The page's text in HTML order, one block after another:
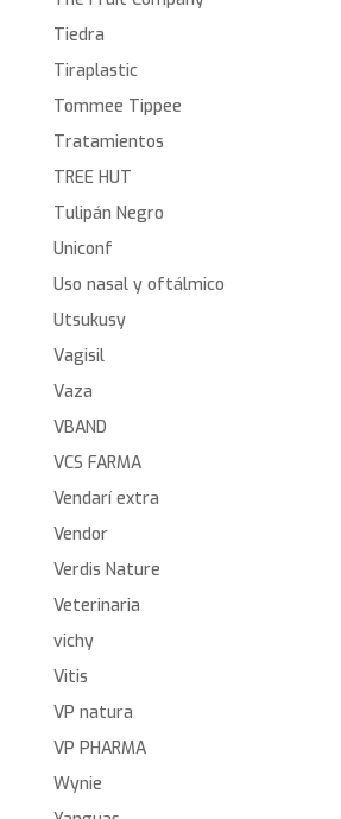
Tiedra
Tiraplastic
Tommee Tippee
Tratamientos
TREE HUT
Tulipán Negro
Uniconf
Uso nasal y oftálmico
Utsukusy
Vagisil
Vaza
VBAND
VCS FARMA
Vendarí extra
Vendor
Verdis Nature
Veterinaria
vichy
Vitis
VP natura
VP PHARMA
Wynie